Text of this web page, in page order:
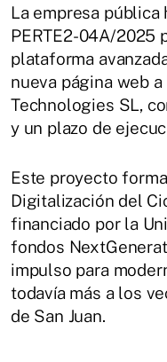
La empresa
PERTE2-04A/2025
plataforma
nueva página web
Technologies SL,
y un plazo de
Este proyecto
Digitalización del
financiado por la
fondos
impulso para
todavía más a los
de San Juan.